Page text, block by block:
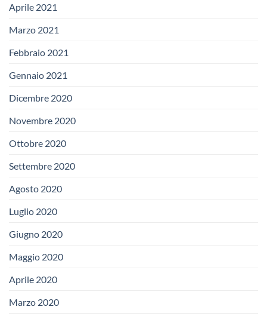
Aprile 2021
Marzo 2021
Febbraio 2021
Gennaio 2021
Dicembre 2020
Novembre 2020
Ottobre 2020
Settembre 2020
Agosto 2020
Luglio 2020
Giugno 2020
Maggio 2020
Aprile 2020
Marzo 2020